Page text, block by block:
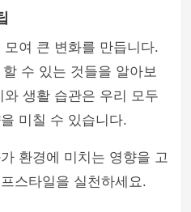
여 큰 변화를 만듭니다.
수 있는 것들을 알아보
생활 습관은 우리 모두
미칠 수 있습니다.
환경에 미치는 영향을 고
스타일을 실천하세요.